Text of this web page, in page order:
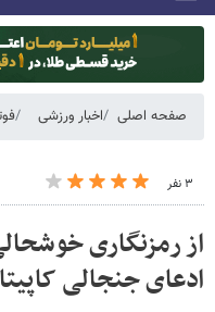
صفحه اصلی اخبار ورزشی
۳ نفر
از رمزنگاری
ادعای جنجالی